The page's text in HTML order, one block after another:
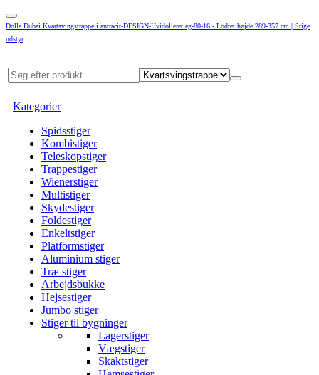
Dolle Dubai Kvartsvingstrappe i antracit-DESIGN-Hvidolieret eg-80-16 - Lodret højde 289-357 cm | Stige
udstyr
Kategorier
Spidsstiger
Kombistiger
Teleskopstiger
Trappestiger
Wienerstiger
Multistiger
Skydestiger
Foldestiger
Enkeltstiger
Platformstiger
Aluminium stiger
Træ stiger
Arbejdsbukke
Hejsestiger
Jumbo stiger
Stiger til bygninger
Lagerstiger
Vægstiger
Skaktstiger